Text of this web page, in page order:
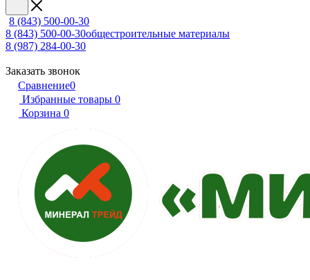
8 (843) 500-00-30
8 (843) 500-00-30общестроительные материалы
8 (987) 284-00-30
Заказать звонок
Сравнение0
Избранные товары 0
Корзина 0